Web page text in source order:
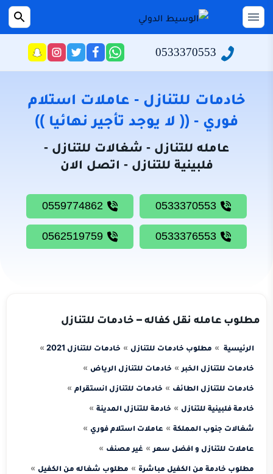
التجاوز
إلى
القائمة
الرئيسية
سياسة
الخصوصية
نحن
للتنازل
شغالات
للتنازل
بحث
0533370553
راسلنا
عبر
تابعنا
على
فيسبوك
تابعنا
على
تويتر
تابعنا
على
انستجرام
خادمات للتنازل - عاملات استلام
فوري - (( لا يوجد تأجير نهائيا ))
عامله للتنازل - شغالات للتنازل -
فلبينية للتنازل - اتصل الان
مطلوب عامله نقل كفاله – خادمات للتنازل
الرئيسية مطلوب خادمات للتنازل خادمات للتنازل 2021
خادمات للتنازل الخبر خادمات للتنازل الرياض
خادمات للتنازل الطائف خادمات للتنازل انستقرام
خادمة فلبينية للتنازل خادمة للتنازل المدينة
شغالات جنوب المملكة عاملات استلام فوري
عاملات للتنازل و افضل سعر غير مصنف
مطلوب خادمة من الكفيل مباشرة مطلوب شغاله من الكفيل